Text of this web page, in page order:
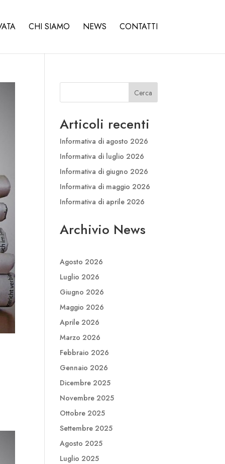
CHI SIAMO NEWS CONTATTI
Cerca
Articoli recenti
Informativa di agosto 2026
Informativa di luglio 2026
Informativa di giugno 2026
Informativa di maggio 2026
Informativa di aprile 2026
Archivio News
Agosto 2026
Luglio 2026
Giugno 2026
Maggio 2026
Aprile 2026
Marzo 2026
Febbraio 2026
Gennaio 2026
Dicembre 2025
Novembre 2025
Ottobre 2025
Settembre 2025
Agosto 2025
Luglio 2025